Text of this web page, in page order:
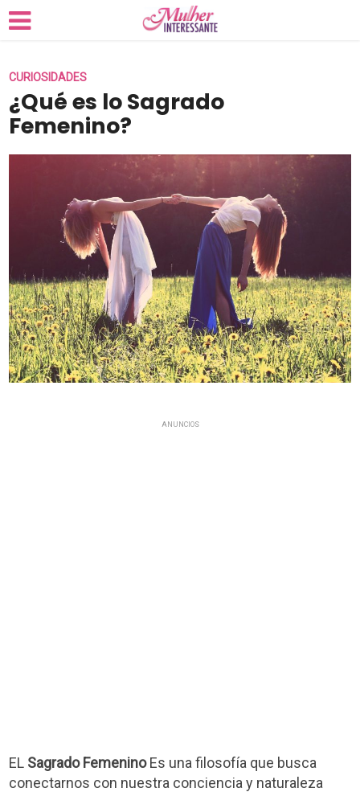
CURIOSIDADES
¿Qué es lo Sagrado
Femenino?
ANUNCIOS
EL Sagrado FemeninoEs una filosofía que busca
conectarnos con nuestra conciencia y naturaleza